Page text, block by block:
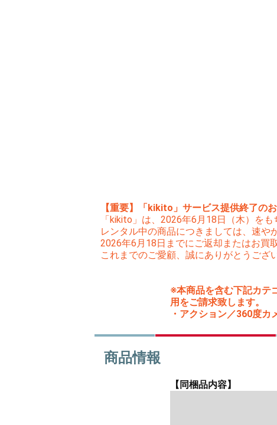
【重要】「kikito」サービス提供終了の
「kikito」は、2026年6月18日（木）を
レンタル中の商品につきましては、速や
2026年6月18日までにご返却またはお買
これまでのご愛顧、誠にありがとうござ
※本商品を含む下記カテ
用をご請求致します。
・アクション／360度カ
商品情報
【同梱品内容】